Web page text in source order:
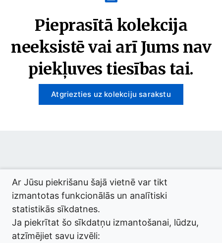
Pieprasītā kolekcija
neeksistē vai arī Jums nav
piekļuves tiesības tai.
Atgriezties uz kolekciju sarakstu
© 2026 termini.gov.lv. Izstrādātājs:Tilde.
Ar Jūsu piekrišanu šajā vietnē var tikt
izmantotas funkcionālās un analītiski
statistikās sīkdatnes.
Ja piekrītat šo sīkdatņu izmantošanai, lūdzu,
atzīmējiet savu izvēli: